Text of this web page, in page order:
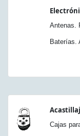
Antenas.
Baterías.
Cajas